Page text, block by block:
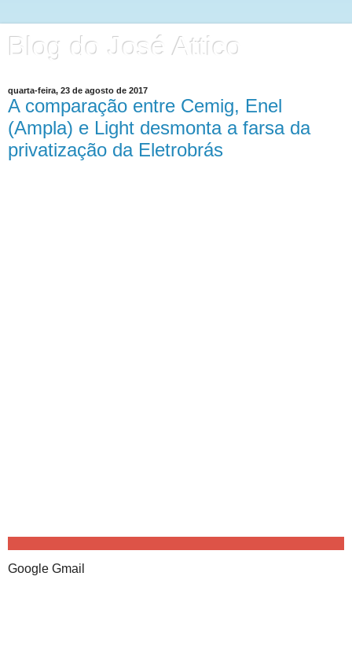
Blog do José Attico
quarta-feira, 23 de agosto de 2017
A comparação entre Cemig, Enel
(Ampla) e Light desmonta a farsa da
privatização da Eletrobrás
Google Gmail